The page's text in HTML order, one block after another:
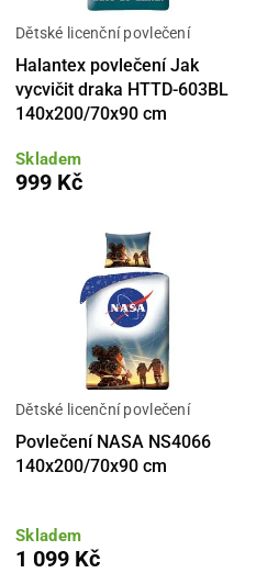
Dětské licenční povlečení
Halantex povlečení Jak
vycvičit draka HTTD-603BL
140x200/70x90 cm
Skladem
999 Kč
Dětské licenční povlečení
Povlečení NASA NS4066
140x200/70x90 cm
Skladem
1 099 Kč